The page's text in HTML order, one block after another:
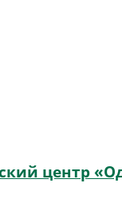
центр